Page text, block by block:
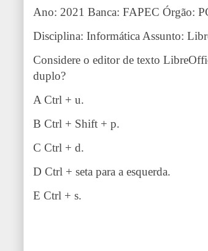
Ano: 2021 Banca: FAPEC Órgão:
Disciplina: Informática Assunto:
Considere o editor de texto
duplo?
A Ctrl + u.
B Ctrl + Shift + p.
C Ctrl + d.
D Ctrl + seta para a esquerda.
E Ctrl + s.